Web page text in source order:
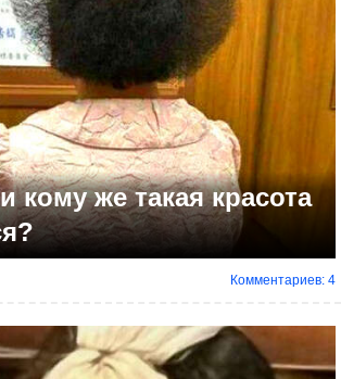
кому же такая красота
Комментариев: 4